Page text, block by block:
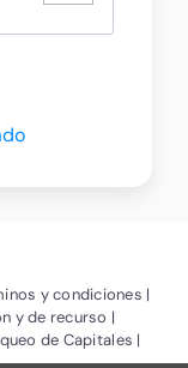
nueva ventana)
y condiciones(Abrir
y de recurso (Abrir
de Capitales (Abrir